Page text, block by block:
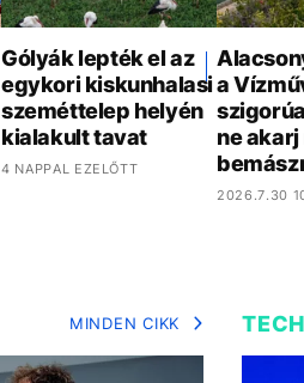
Gólyák lepték el az
egykori kiskunhalasi
szeméttelep helyén
kialakult tavat
4 NAPPAL EZELŐTT
a
ne
2026.7.30
MINDEN CIKK